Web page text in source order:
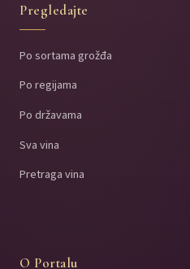
Pregledajte
Po sortama grožđa
Po regijama
Po državama
Sva vina
Pretraga vina
O Portalu